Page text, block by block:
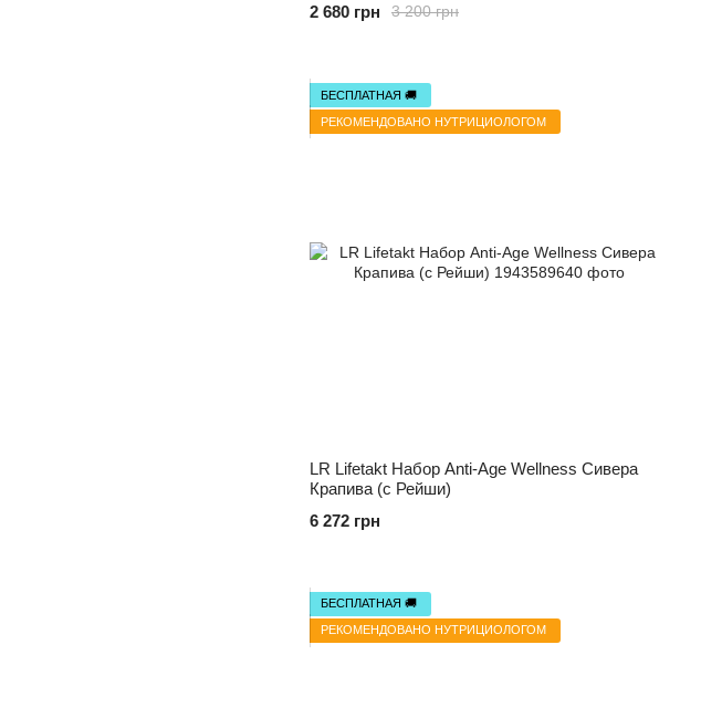
3 200 грн
2 680 грн
БЕСПЛАТНАЯ 🚚
РЕКОМЕНДОВАНО НУТРИЦИОЛОГОМ
LR Lifetakt Набор Anti-Age Wellness Сивера
Крапива (c Рейши)
6 272 грн
БЕСПЛАТНАЯ 🚚
РЕКОМЕНДОВАНО НУТРИЦИОЛОГОМ